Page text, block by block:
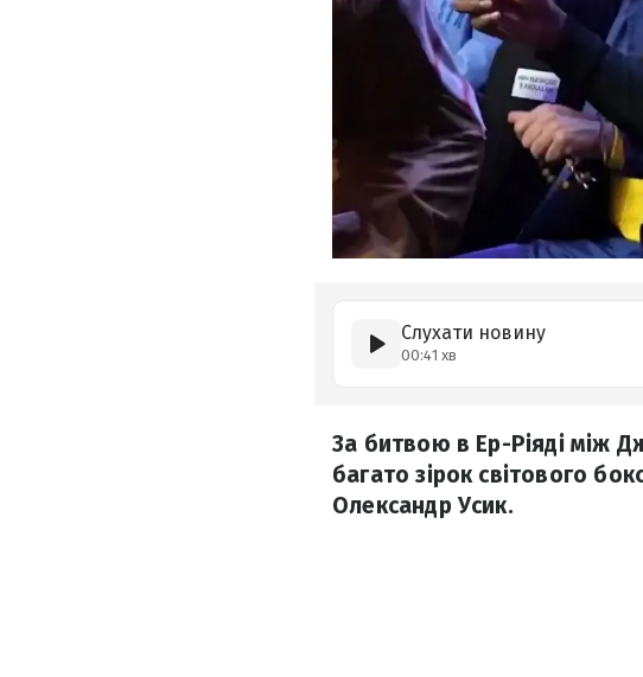
Слухати новину
00:41 хв
За битвою в Ер-Ріяді між
багато зірок світового
Олександр Усик.